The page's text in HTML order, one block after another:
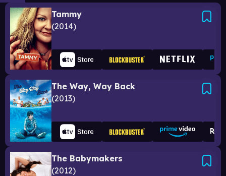
Tammy
2014
The Way, Way Back
2013
The Babymakers
2012